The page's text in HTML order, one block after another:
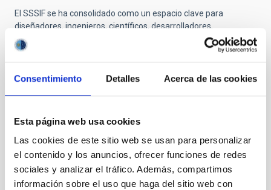
Consentimiento Detalles Acerca de las cookies
Esta página web usa cookies
Las cookies de este sitio web se usan para personalizar
el contenido y los anuncios, ofrecer funciones de redes
sociales y analizar el tráfico. Además, compartimos
información sobre el uso que haga del sitio web con
El SSSIF se ha consolidado como un espacio clave para
diseñadores, ingenieros, científicos, desarrolladores,
proveedores y lanzadores del sector de pequeños satélites. A
lo largo de tres jornadas, el foro facilita el intercambio de
conocimiento, la creación de alianzas estratégicas y la
exploración de nuevas oportunidades en ámbitos como la
La participación de IACTEC Espacio en esta edición reafirma el
compromiso del Instituto de Astrofísica de Canarias y del
con el desarrollo de tecnología espacial
avanzada desde el archipiélago, posicionando a Canarias como
un polo emergente en la industria espacial europea.